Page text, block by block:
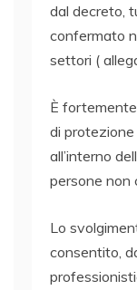
dal decreto,
confermato
settori (
È
di
all’interno
persone non
Lo
consentito,